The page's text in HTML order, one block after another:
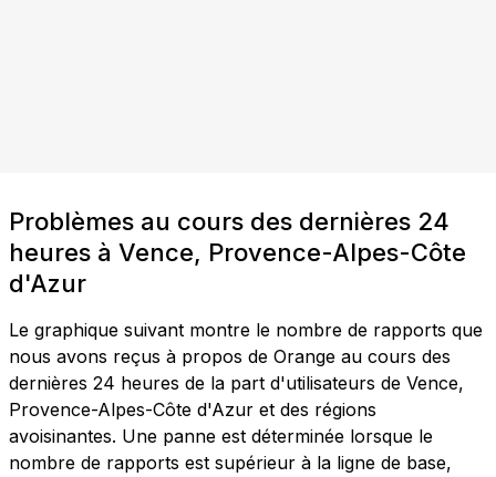
Problèmes au cours des dernières 24
heures à Vence, Provence-Alpes-Côte
d'Azur
Le graphique suivant montre le nombre de rapports que
nous avons reçus à propos de Orange au cours des
dernières 24 heures de la part d'utilisateurs de Vence,
Provence-Alpes-Côte d'Azur et des régions
avoisinantes. Une panne est déterminée lorsque le
nombre de rapports est supérieur à la ligne de base,